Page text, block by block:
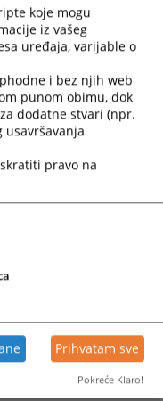
koje mogu
iz vašeg
uređaja, varijable o
i bez njih web
punom obimu, dok
dodatne stvari (npr.
usavršavanja
pravo na
Prihvatam sve
Pokreće Klaro!